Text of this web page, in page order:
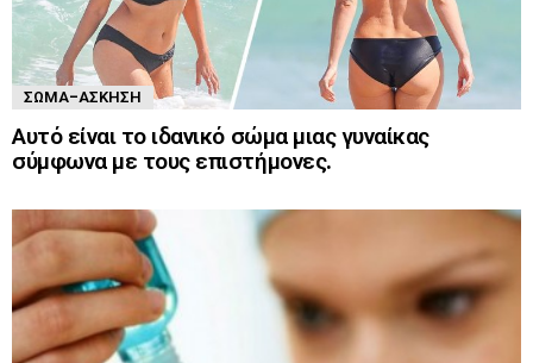
ΣΏΜΑ-ΆΣΚΗΣΗ
Αυτό είναι το ιδανικό σώμα μιας γυναίκας
σύμφωνα με τους επιστήμονες.